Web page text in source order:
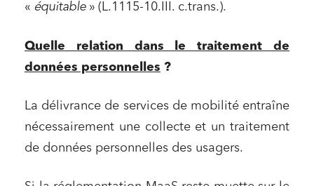
« équitable » (L.1115-10.III. c.trans.).
Quelle relation dans le traitement de
données personnelles ?
La délivrance de services de mobilité entraîne
nécessairement une collecte et un traitement
de données personnelles des usagers.